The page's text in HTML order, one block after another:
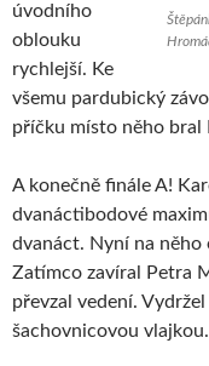
úvodního
oblouku
rychlejší. Ke
všemu pardubický
příčku místo něho bral
A konečně finále A!
dvanáctibodové
dvanáct. Nyní na něho
Zatímco zavíral Petra
převzal vedení.
šachovnicovou vlajkou.